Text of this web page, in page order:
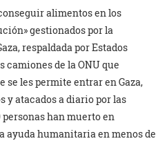
alimentos en los
gestionados por la
respaldada por Estados
camiones de la ONU que
se les permite entrar en Gaza,
y atacados a diario por las
personas han muerto en
ayuda humanitaria en menos de